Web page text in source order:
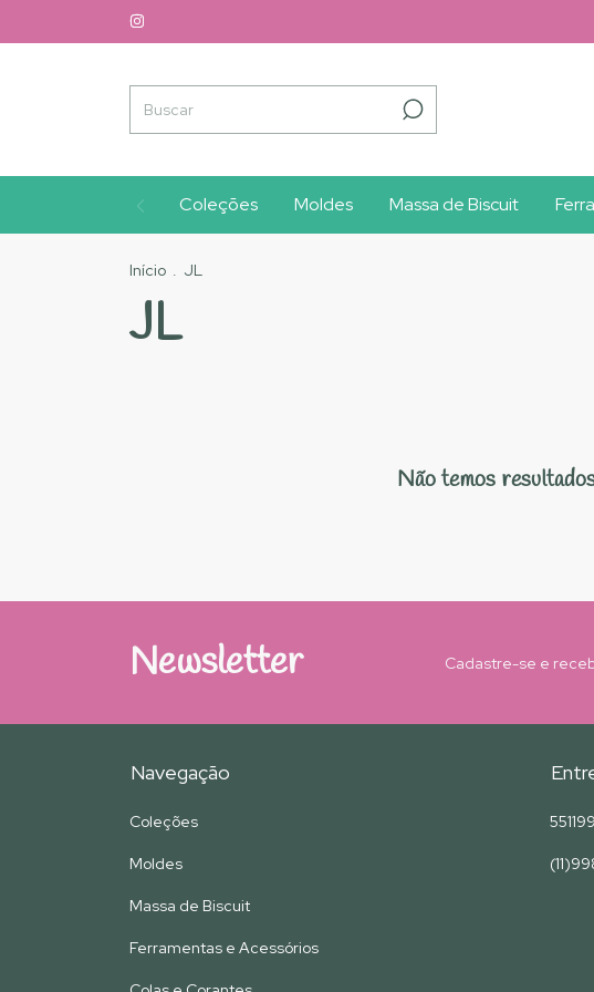
Coleções Moldes Massa de Biscuit
Início . JL
JL
Não temos
Newsletter Cadastre-se e
Navegação
Coleções
Moldes
Massa de Biscuit
Ferramentas e Acessórios